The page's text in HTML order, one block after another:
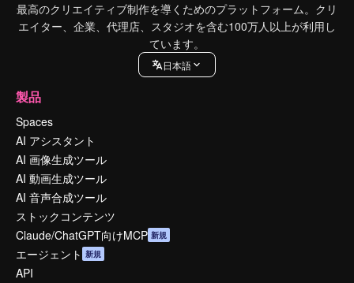
最高のクリエイティブ制作を導くためのプラットフォーム。クリ
エイター、企業、代理店、スタジオを含む100万人以上が利用し
ています。
日本語
製品
Spaces
AI アシスタント
AI 画像生成ツール
AI 動画生成ツール
AI 音声合成ツール
ストックコンテンツ
Claude/ChatGPT向けMCP 新規
エージェント 新規
API